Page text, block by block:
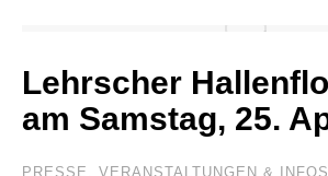
Lehrscher
am Samstag, 25.
PRESSE , VERANSTALTUNGEN & INFOS